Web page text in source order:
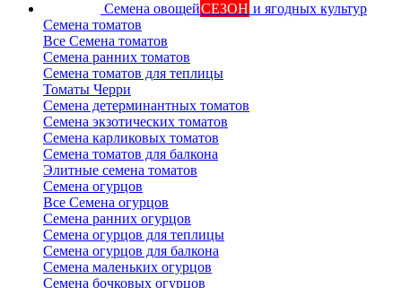
Семена овощейСЕЗОН и ягодных культур
Семена томатов
Все Семена томатов
Семена ранних томатов
Семена томатов для теплицы
Томаты Черри
Семена детерминантных томатов
Семена экзотических томатов
Семена карликовых томатов
Семена томатов для балкона
Элитные семена томатов
Семена огурцов
Все Семена огурцов
Семена ранних огурцов
Семена огурцов для теплицы
Семена огурцов для балкона
Семена маленьких огурцов
Семена бочковых огурцов